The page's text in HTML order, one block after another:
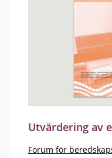
Utvärdering av
Forum för